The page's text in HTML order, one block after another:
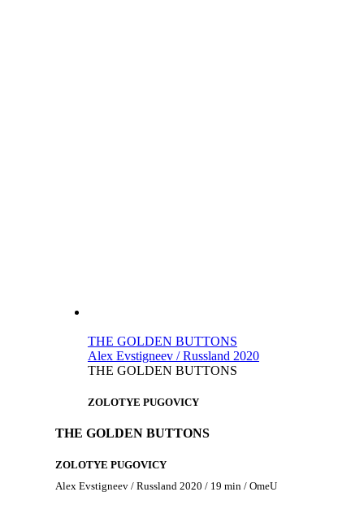
THE GOLDEN BUTTONS
Alex Evstigneev / Russland 2020
THE GOLDEN BUTTONS
ZOLOTYE PUGOVICY
THE GOLDEN BUTTONS
ZOLOTYE PUGOVICY
Alex Evstigneev / Russland 2020 / 19 min / OmeU